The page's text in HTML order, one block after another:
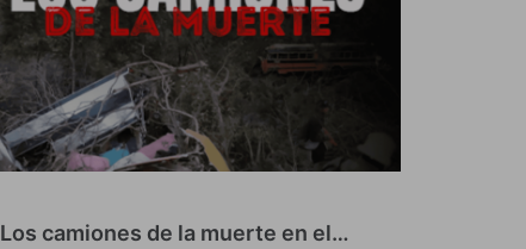
Los camiones de la muerte en el…